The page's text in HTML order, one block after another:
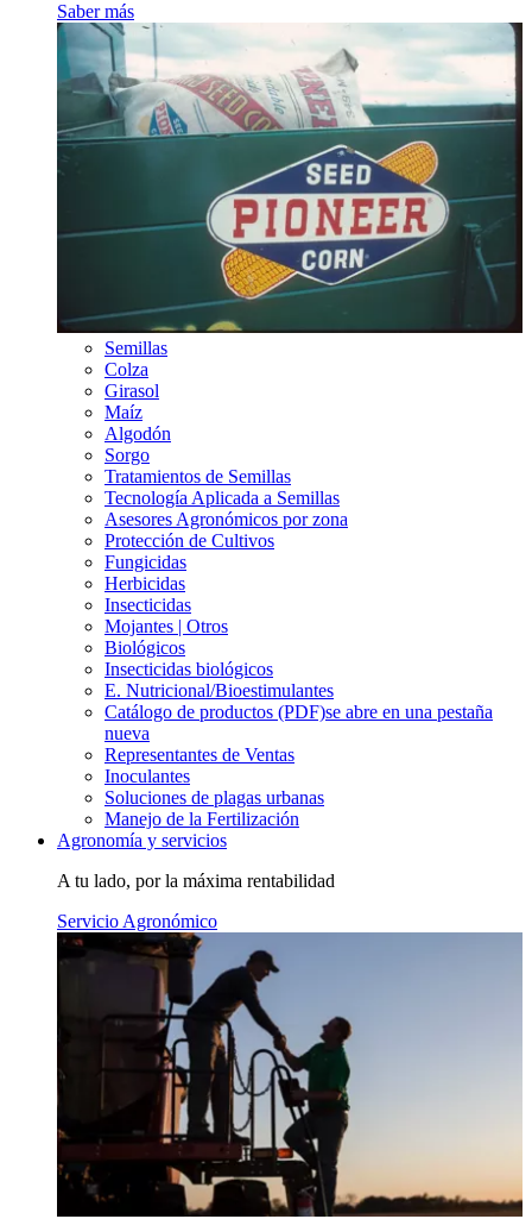
Saber más
Semillas
Colza
Girasol
Maíz
Algodón
Sorgo
Tratamientos de Semillas
Tecnología Aplicada a Semillas
Asesores Agronómicos por zona
Protección de Cultivos
Fungicidas
Herbicidas
Insecticidas
Mojantes | Otros
Biológicos
Insecticidas biológicos
E. Nutricional/Bioestimulantes
Catálogo de productos (PDF)se abre en una pestaña
nueva
Representantes de Ventas
Inoculantes
Soluciones de plagas urbanas
Manejo de la Fertilización
Agronomía y servicios
A tu lado, por la máxima rentabilidad
Servicio Agronómico